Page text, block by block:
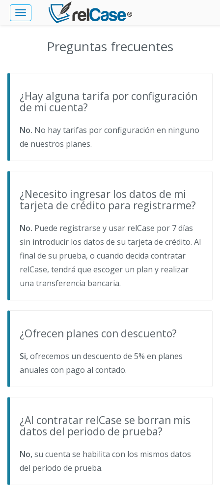
Toggle
navigation
Preguntas frecuentes
¿Hay alguna tarifa por configuración
de mi cuenta?
No. No hay tarifas por configuración en ninguno
de nuestros planes.
¿Necesito ingresar los datos de mi
tarjeta de crédito para registrarme?
No. Puede registrarse y usar relCase por 7 días
sin introducir los datos de su tarjeta de crédito. Al
final de su prueba, o cuando decida contratar
relCase, tendrá que escoger un plan y realizar
una transferencia bancaria.
¿Ofrecen planes con descuento?
Si,ofrecemos un descuento de 5% en planes
anuales con pago al contado.
¿Al contratar relCase se borran mis
datos del periodo de prueba?
No,su cuenta se habilita con los mismos datos
del periodo de prueba.